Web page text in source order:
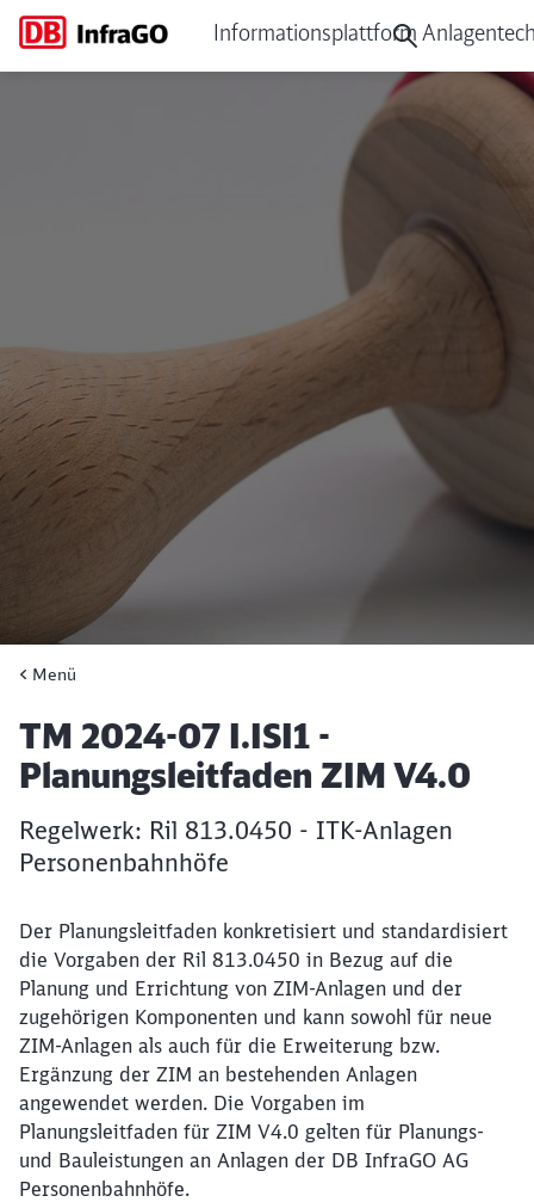
TM 2024-07 I.ISI1 -
Informationsplattform
Menü
Artikel:
TM 2024-07 I.ISI1 -
Planungsleitfaden ZIM V4.0
Regelwerk: Ril 813.0450 - ITK-Anlagen
Personenbahnhöfe
Der Planungsleitfaden konkretisiert und standardisiert
die Vorgaben der Ril 813.0450 in Bezug auf die
Planung und Errichtung von ZIM-Anlagen und der
zugehörigen Komponenten und kann sowohl für neue
ZIM-Anlagen als auch für die Erweiterung bzw.
Ergänzung der ZIM an bestehenden Anlagen
angewendet werden. Die Vorgaben im
Planungsleitfaden für ZIM V4.0 gelten für Planungs-
und Bauleistungen an Anlagen der DB InfraGO AG
Personenbahnhöfe.